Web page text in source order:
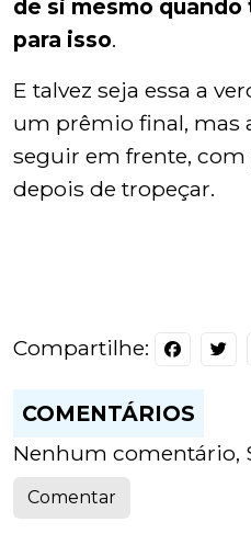
de si mesmo
para isso.
E talvez seja essa a
um prêmio final, mas
seguir em frente,
depois de tropeçar.
Compartilhe:
COMENTÁRIOS
Nenhum comentário,
Comentar